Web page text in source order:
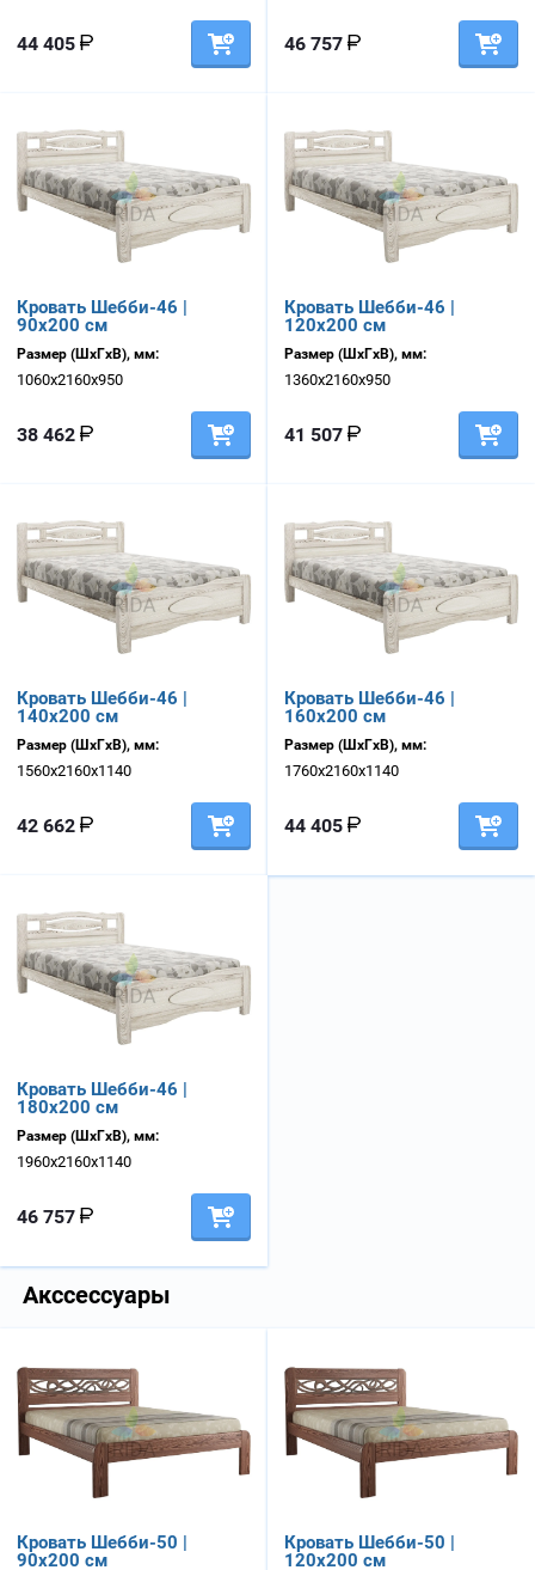
44 405 46 757
Кровать Шебби-46 |
90х200 см
Размер (ШхГхВ), мм:
1060х2160х950
38 462
Кровать Шебби-46 |
120х200 см
Размер (ШхГхВ), мм:
1360х2160х950
41 507
Кровать Шебби-46 |
140х200 см
Размер (ШхГхВ), мм:
1560х2160х1140
42 662
Кровать Шебби-46 |
160х200 см
Размер (ШхГхВ), мм:
1760х2160х1140
44 405
Кровать Шебби-46 |
180х200 см
Размер (ШхГхВ), мм:
1960х2160х1140
46 757
Акссессуары
Кровать Шебби-50 |
90х200 см
Кровать Шебби-50 |
120х200 см